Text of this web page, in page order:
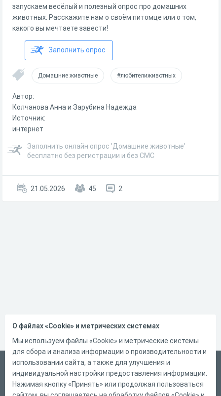
запускаем весёлый и полезный опрос про домашних
животных. Расскажите нам о своём питомце или о том,
какого вы мечтаете завести!
Заполнить опрос
Домашние животные #любителиживотных
Автор:
Колчанова Анна и Зарубина Надежда
Источник:
интернет
Заполнить онлайн опрос 'Домашние животные'
бесплатно без регистрации и без СМС
21.05.2026 45 2
Русский
Справка
О файлах «Cookie» и метрических системах
Мы используем файлы «Cookie» и метрические системы
для сбора и анализа информации о производительности и
использовании сайта, а также для улучшения и
индивидуальной настройки предоставления информации.
Нажимая кнопку «Принять» или продолжая пользоваться